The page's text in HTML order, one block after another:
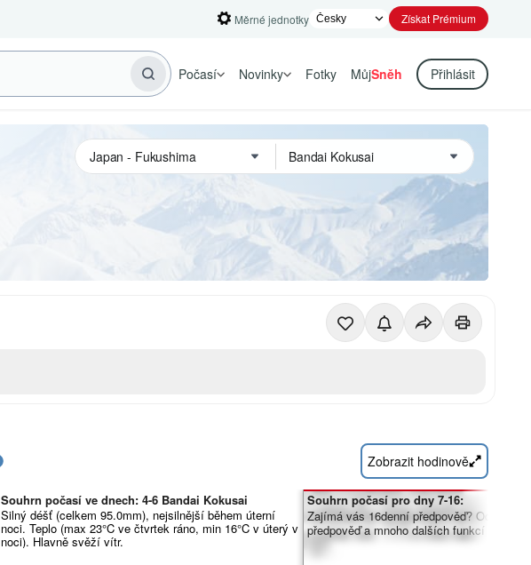
Měrné jednotky Získat Prémium
Počasí Novinky Fotky MůjSněh Přihlásit
Zobrazit hodinově
Souhrn počasí ve dnech: 4-6 Bandai Kokusai
Silný déšť (celkem 95.0mm), nejsilnější během úterní
noci. Teplo (max 23°C ve čtvrtek ráno, min 16°C v úterý v
noci). Hlavně svěží vítr.
Souhrn počasí pro dny 7-16:
Zajímá vás 16denní předpověď?
předpověď a mnoho dalších funkcí